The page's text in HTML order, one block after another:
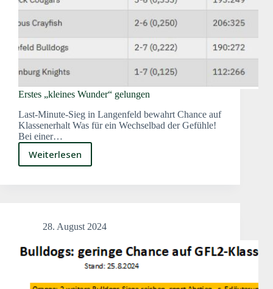
Erstes „kleines Wunder“ gelungen
Last-Minute-Sieg in Langenfeld bewahrt Chance auf
Klassenerhalt Was für ein Wechselbad der Gefühle!
Bei einer…
Weiterlesen
Erstes
Wunder“
28. August 2024